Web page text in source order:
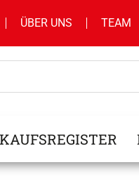
ÜBER UNS TEAM